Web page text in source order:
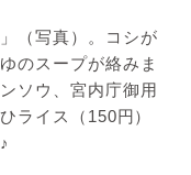
（写真）。コシが
のスープが絡みま
ソウ、宮内庁御用
ライス（150円）